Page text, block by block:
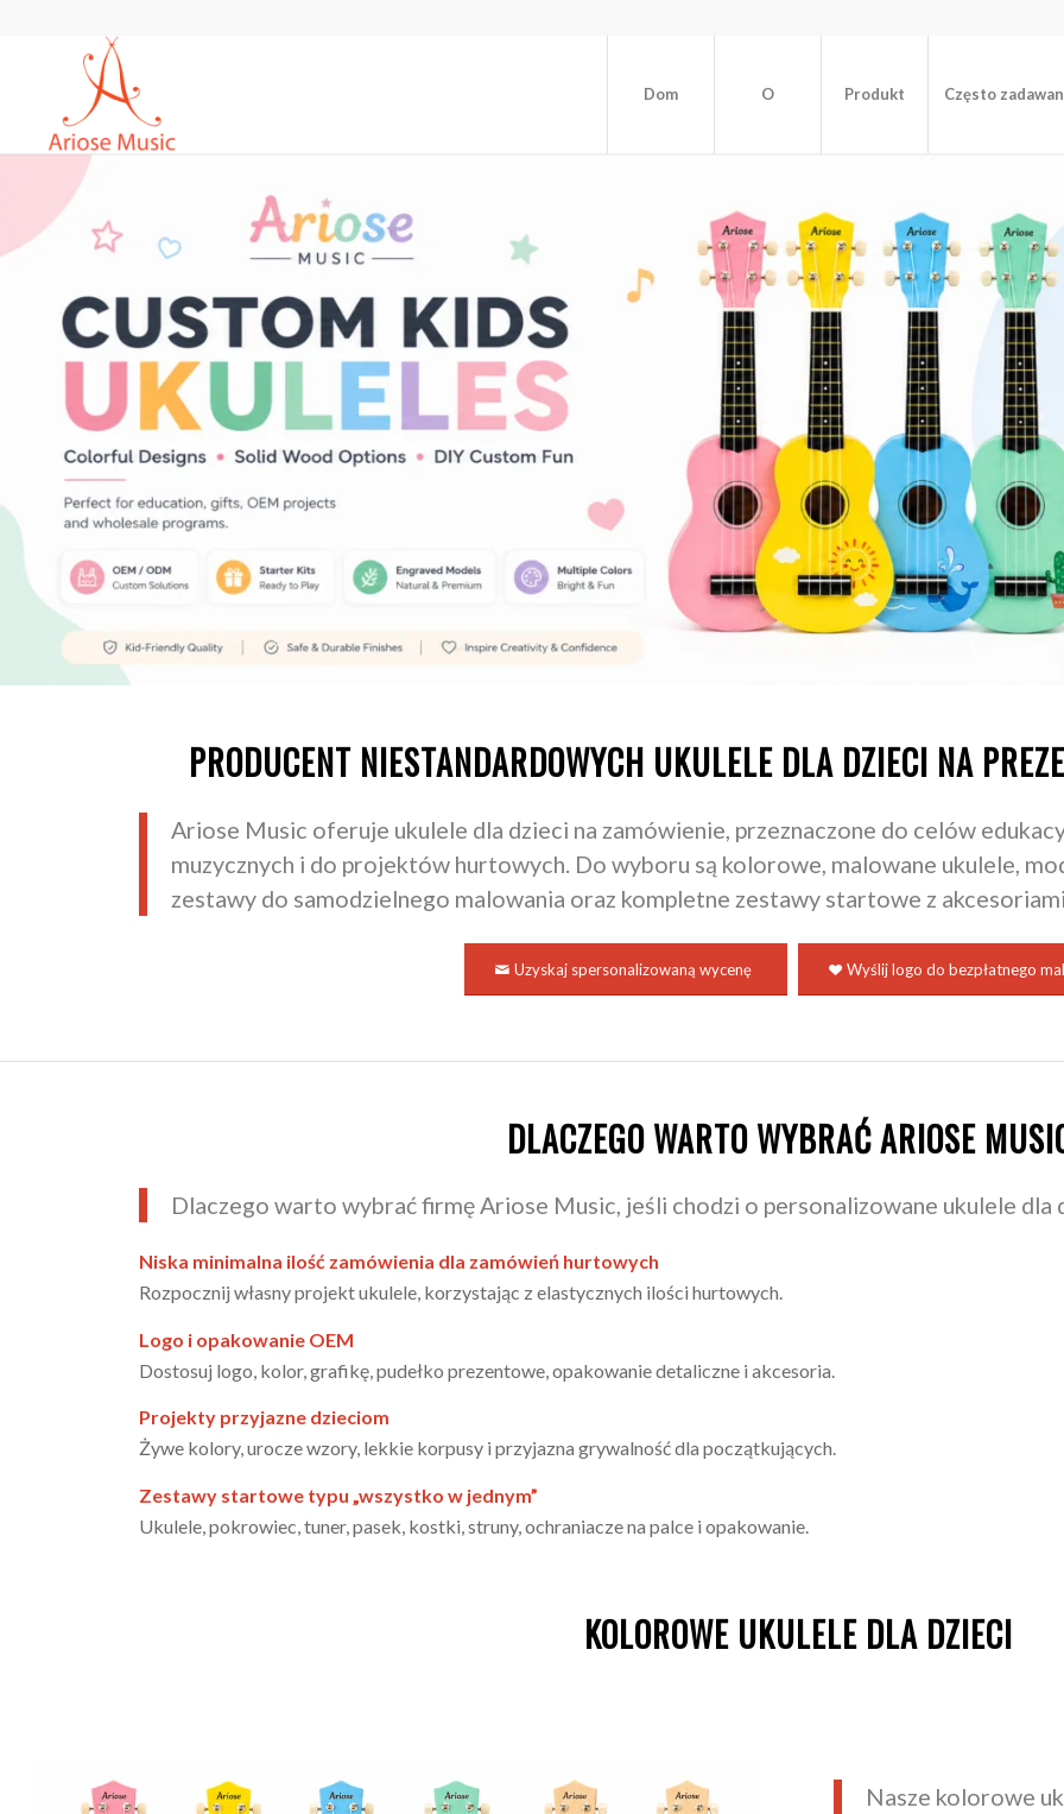
Dom O Produkt Często
PRODUCENT NIESTANDARDOWYCH UKULELE DLA DZIECI NA
Ariose Music oferuje ukulele dla dzieci na zamówienie, przeznaczone do celów
muzycznych i do projektów hurtowych. Do wyboru są kolorowe, malowane ukulele,
zestawy do samodzielnego malowania oraz kompletne zestawy startowe z akcesoriami.
Uzyskaj spersonalizowaną wycenę Wyślij logo do bezpłatnego
DLACZEGO WARTO WYBRAĆ ARIOSE
Dlaczego warto wybrać firmę Ariose Music, jeśli chodzi o personalizowane ukulele dla
Niska minimalna ilość zamówienia dla zamówień hurtowych
Rozpocznij własny projekt ukulele, korzystając z elastycznych ilości hurtowych.
Logo i opakowanie OEM
Dostosuj logo, kolor, grafikę, pudełko prezentowe, opakowanie detaliczne i akcesoria.
Projekty przyjazne dzieciom
Żywe kolory, urocze wzory, lekkie korpusy i przyjazna grywalność dla początkujących.
Zestawy startowe typu „wszystko w jednym”
Ukulele, pokrowiec, tuner, pasek, kostki, struny, ochraniacze na palce i opakowanie.
KOLOROWE UKULELE DLA DZIECI
Nasze kolorowe